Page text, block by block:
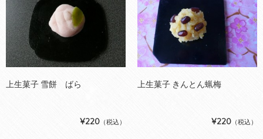
上生菓子 雪餅 ばら
¥220 （税込）
上生菓子 きんとん蝋梅
¥220 （税込）